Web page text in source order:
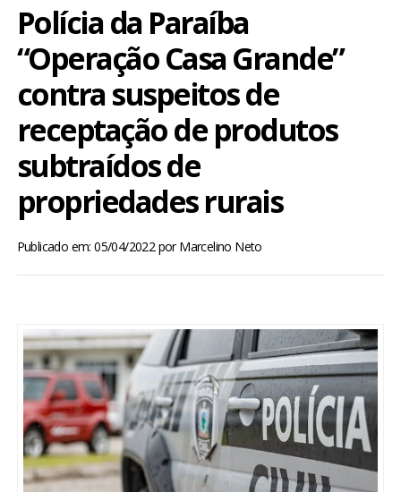
INÍCIO
POMBAL E REGIÃO
BRASIL
MUNDO
ENQUETE
TV LPB
FOTOS
Polícia da Paraíba
“Operação Casa Grande”
contra suspeitos de
receptação de produtos
subtraídos de
propriedades rurais
Publicado em: 05/04/2022porMarcelino Neto